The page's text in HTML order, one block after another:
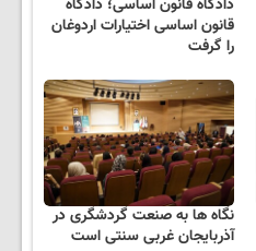
دادگاه قانون اساسی؛ دادگاه
قانون اساسی اختیارات اردوغان
را گرفت
نگاه ها به صنعت گردشگری در
آذربایجان غربی سنتی است